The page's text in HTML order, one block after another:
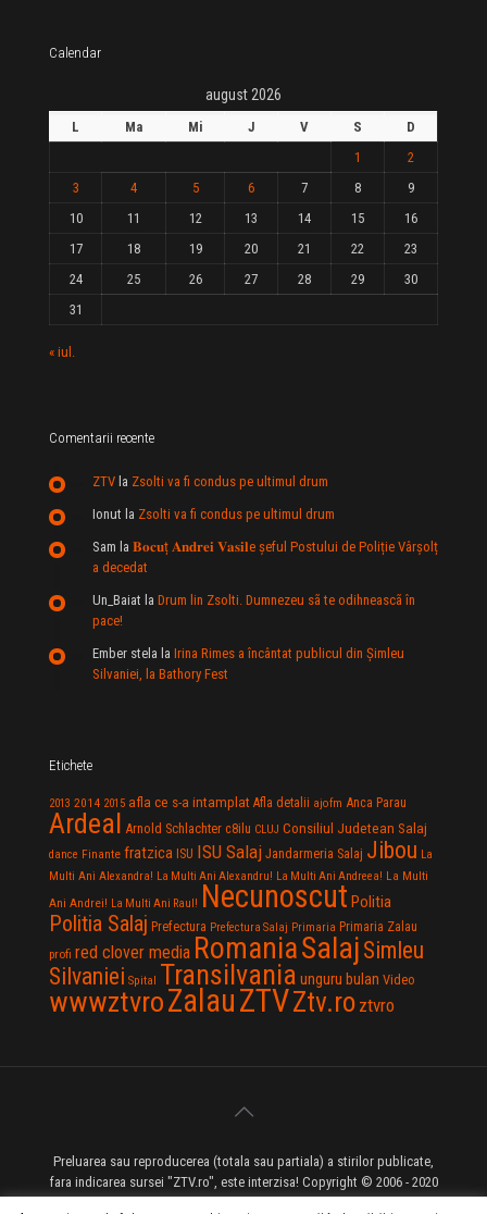
Calendar
august 2026
L Ma Mi J V S
D
1
2
3
4 5 6 7 8
9
10
11 12 13 14 15
16
17
18 19 20 21 22
23
24
25 26 27 28 29
30
31
« iul.
Comentarii recente
ZTV la Zsolti va fi condus pe ultimul drum
Ionut la Zsolti va fi condus pe ultimul drum
Sam la 𝐁𝐨𝐜𝐮ț 𝐀𝐧𝐝𝐫𝐞𝐢 𝐕𝐚𝐬𝐢𝐥e şeful Postului de Poliție Vârșolț
a decedat
Un_Baiat la Drum lin Zsolti. Dumnezeu sã te odihneascã în
pace!
Ember stela la Irina Rimes a încântat publicul din Şimleu
Silvaniei, la Bathory Fest
Etichete
2013 2014 2015 afla ce s-a intamplat Afla detalii ajofm Anca Parau
Ardeal Arnold Schlachter c8ilu CLUJ Consiliul Judetean Salaj
dance Finante fratzica ISU ISU Salaj Jandarmeria Salaj Jibou La
Multi Ani Alexandra! La Multi Ani Alexandru! La Multi Ani Andreea! La Multi
Ani Andrei! La Multi Ani Raul! Necunoscut Politia
Politia Salaj Prefectura Prefectura Salaj Primaria Primaria Zalau
profi red clover media RomaniaSalaj Simleu
Silvaniei Spital Transilvania unguru bulan Video
wwwztvroZalauZTVZtv.ro ztvro
Preluarea sau reproducerea (totala sau partiala) a stirilor publicate,
fara indicarea sursei "ZTV.ro", este interzisa! Copyright © 2006 - 2020
ZTV.ro - Televiziune pe Internet - Zalau TV